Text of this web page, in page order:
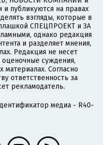
публикуются на правах
взгляды, которые в
СПЕЦПРОЕКТ и ЗА
однако редакция
и разделяет мнения,
Редакция не несет
оценочные суждения,
Согласно
ответственность за
рекламодатель.
медиа - R40-